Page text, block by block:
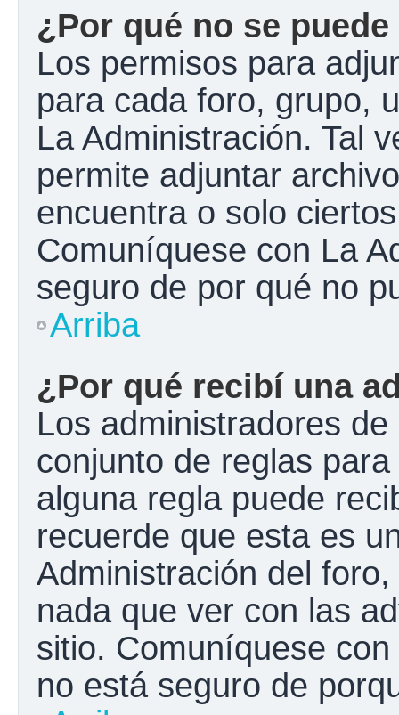
¿Por qué no se
Los permisos para
para cada foro, grupo,
La Administración. Tal
permite adjuntar
encuentra o solo
Comuníquese con La
seguro de por qué no
Arriba
¿Por qué recibí una
Los administradores
conjunto de reglas
alguna regla puede
recuerde que esta es
Administración del
nada que ver con las
sitio. Comuníquese
no está seguro de